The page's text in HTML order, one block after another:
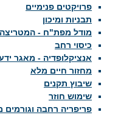
פרויקטים פנימיים
תבניות ומיכון
מודל מפת"ח - המטריצה
כיסוי רחב
אנציקלופדיה - מאגר
מחזור חיים מלא
שיבוץ תקנים
שימוש חוזר
פריפריה רחבה וגורמים